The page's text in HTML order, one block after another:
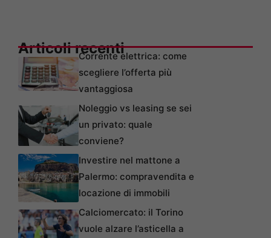
Articoli recentiCorrente elettrica: come
scegliere l’offerta più
vantaggiosa
Noleggio vs leasing se sei
un privato: quale
conviene?
Investire nel mattone a
Palermo: compravendita e
locazione di immobili
Calciomercato: il Torino
vuole alzare l’asticella a